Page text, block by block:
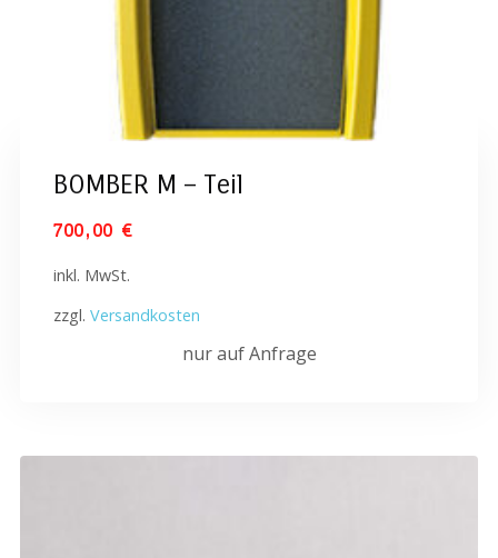
BOMBER M – Teil
700,00 €
inkl. MwSt.
zzgl. Versandkosten
nur auf Anfrage